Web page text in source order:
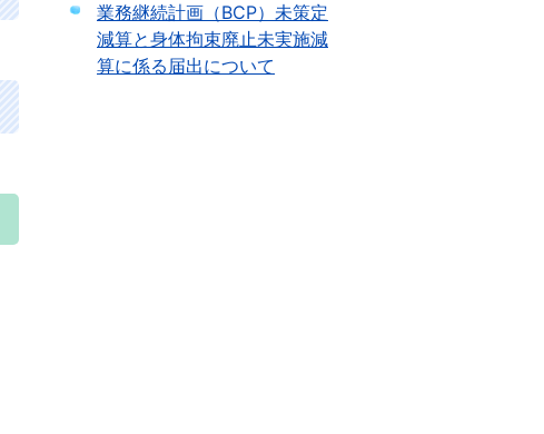
業務継続計画（BCP）未策定
減算と身体拘束廃止未実施減
算に係る届出について